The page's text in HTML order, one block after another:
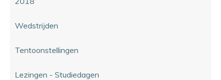
Wedstrijden
Tentoonstellingen
Lezingen - Studiedagen